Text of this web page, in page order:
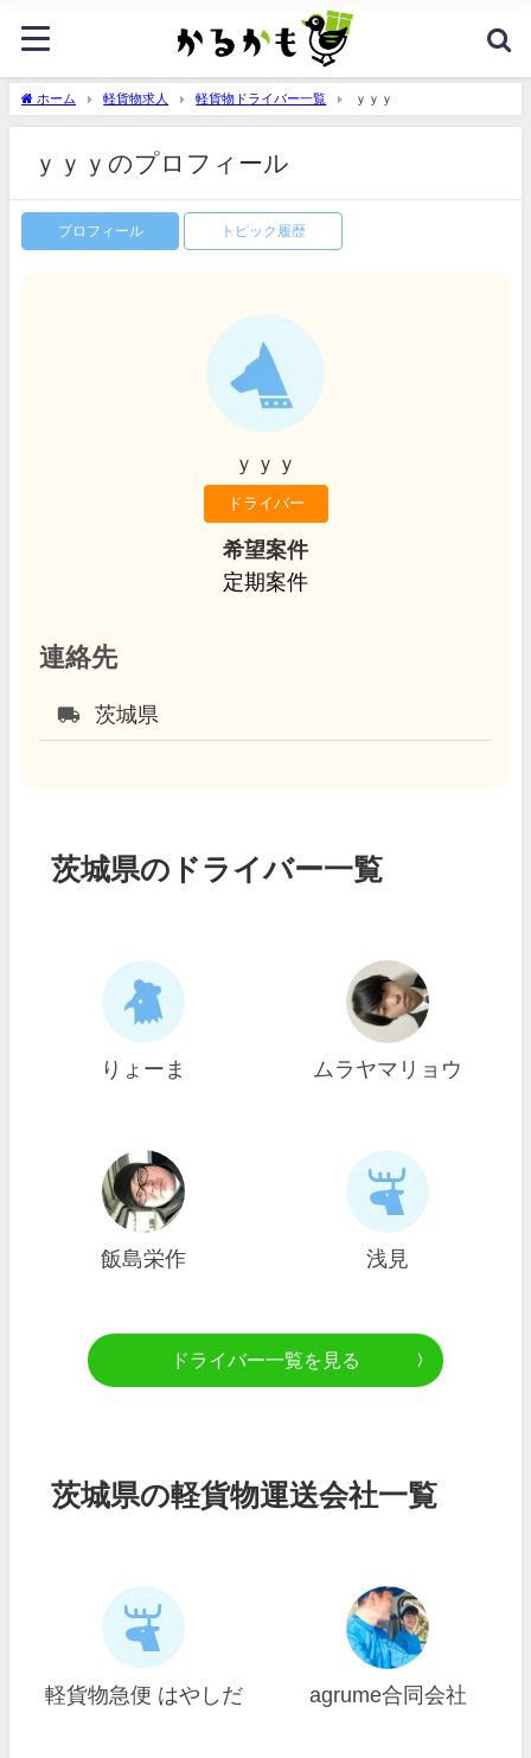
ホーム 軽貨物求人 軽貨物ドライバー一覧 ｙｙｙ
ｙｙｙのプロフィール
プロフィール トピック履歴
ｙｙｙ
ドライバー
希望案件
定期案件
連絡先
local_shipping 茨城県
茨城県のドライバー一覧
りょーま ムラヤマリョウ
飯島栄作 浅見
ドライバー一覧を見る
茨城県の軽貨物運送会社一覧
軽貨物急便 はやしだ agrume合同会社